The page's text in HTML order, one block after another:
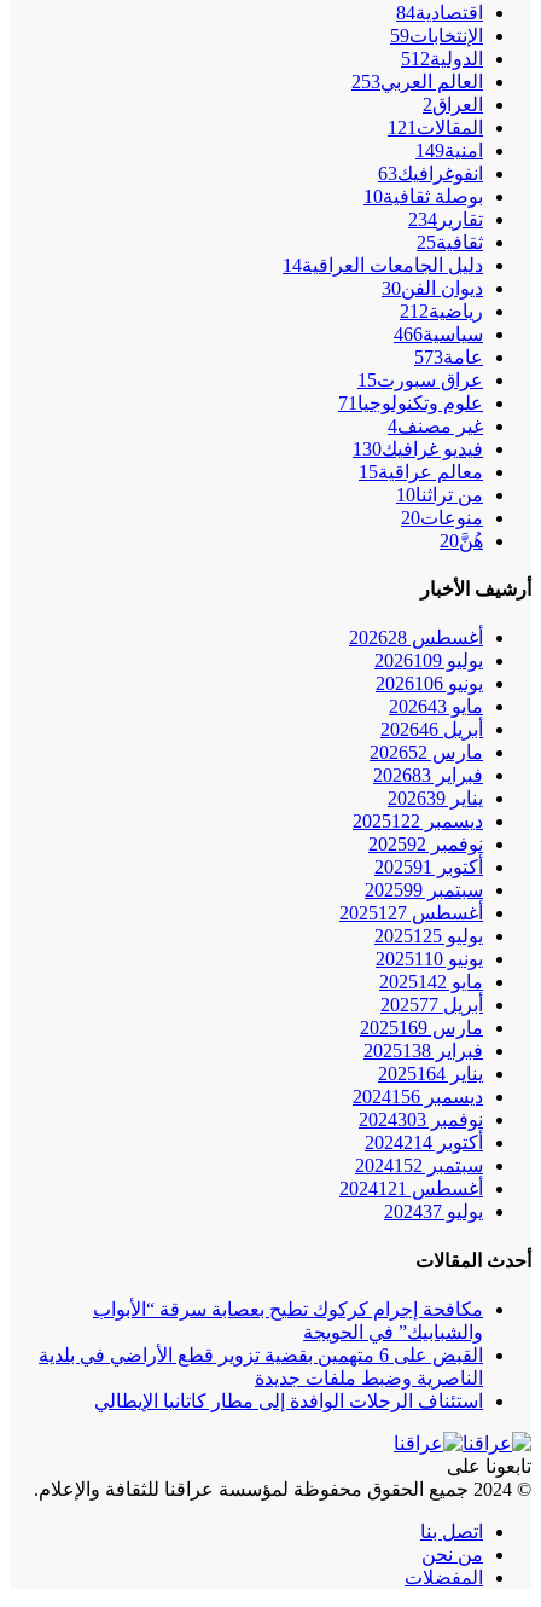
اقتصادية84
الإنتخابات59
الدولية512
العالم العربي253
العراق2
المقالات 121
امنية149
انفوغرافيك63
بوصلة ثقافية10
تقارير 234
ثقافية25
دليل الجامعات العراقية14
ديوان الفن30
رياضية212
سياسية466
عامة573
عراق سبورت15
علوم وتكنولوجيا 71
غير مصنف4
فيديو غرافيك130
معالم عراقية15
من تراثنا10
منوعات20
هُنَّ20
أرشيف الأخبار
أغسطس 2026 28
يوليو 2026 109
يونيو 2026 106
مايو 2026 43
أبريل 2026 46
مارس 2026 52
فبراير 2026 83
يناير 2026 39
ديسمبر 2025 122
نوفمبر 2025 92
أكتوبر 2025
91
سبتمبر 2025 99
أغسطس 2025 127
يوليو 2025 125
يونيو 2025 110
مايو 2025 142
أبريل 2025 77
مارس 2025 169
فبراير 2025 138
يناير 2025 164
ديسمبر 2024 156
نوفمبر 2024 303
أكتوبر 2024 214
سبتمبر 2024 152
أغسطس 2024 121
يوليو 2024 37
أحدث المقالات
مكافحة إجرام كركوك تطيح بعصابة سرقة “الأبواب
والشبابيك” في الحويجة
القبض على 6 متهمين بقضية تزوير قطع الأراضي في بلدية
الناصرية وضبط ملفات جديدة
استئناف الرحلات الوافدة إلى مطار كاتانيا الإيطالي
تابعونا على
© 2024 جميع الحقوق محفوظة لمؤسسة عراقنا للثقافة والإعلام.
اتصل بنا
من نحن
المفضلات